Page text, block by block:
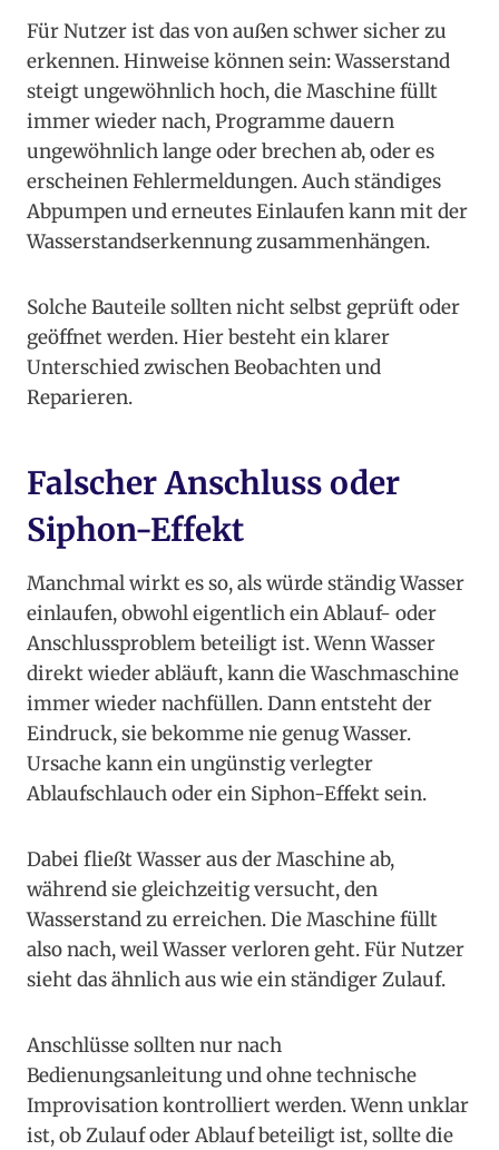
Für Nutzer ist das von außen schwer sicher zu
erkennen. Hinweise können sein: Wasserstand
steigt ungewöhnlich hoch, die Maschine füllt
immer wieder nach, Programme dauern
ungewöhnlich lange oder brechen ab, oder es
erscheinen Fehlermeldungen. Auch ständiges
Abpumpen und erneutes Einlaufen kann mit der
Wasserstandserkennung zusammenhängen.
Solche Bauteile sollten nicht selbst geprüft oder
geöffnet werden. Hier besteht ein klarer
Unterschied zwischen Beobachten und
Reparieren.
Falscher Anschluss oder
Siphon-Effekt
Manchmal wirkt es so, als würde ständig Wasser
einlaufen, obwohl eigentlich ein Ablauf- oder
Anschlussproblem beteiligt ist. Wenn Wasser
direkt wieder abläuft, kann die Waschmaschine
immer wieder nachfüllen. Dann entsteht der
Eindruck, sie bekomme nie genug Wasser.
Ursache kann ein ungünstig verlegter
Ablaufschlauch oder ein Siphon-Effekt sein.
Dabei fließt Wasser aus der Maschine ab,
während sie gleichzeitig versucht, den
Wasserstand zu erreichen. Die Maschine füllt
also nach, weil Wasser verloren geht. Für Nutzer
sieht das ähnlich aus wie ein ständiger Zulauf.
Anschlüsse sollten nur nach
Bedienungsanleitung und ohne technische
Improvisation kontrolliert werden. Wenn unklar
ist, ob Zulauf oder Ablauf beteiligt ist, sollte die